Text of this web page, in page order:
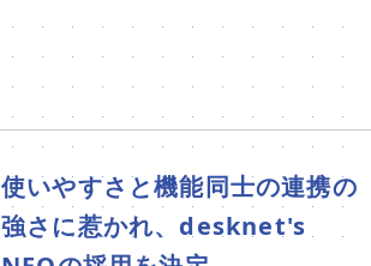
使いやすさと機能同士の連携の
強さに惹かれ、desknet's